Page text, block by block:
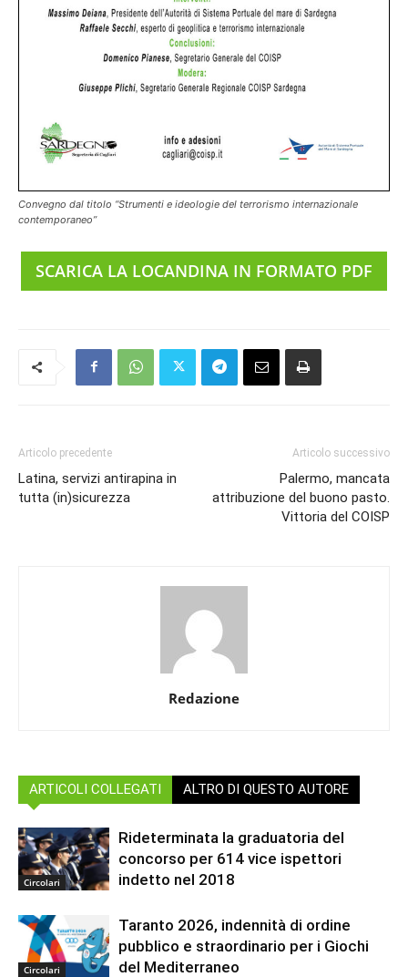
Convegno dal titolo “Strumenti e ideologie del terrorismo internazionale
contemporaneo”
SCARICA LA LOCANDINA IN FORMATO PDF
Articolo precedente
Latina, servizi antirapina in
tutta (in)sicurezza
Articolo successivo
Palermo, mancata
attribuzione del buono pasto.
Vittoria del COISP
Redazione
ARTICOLI COLLEGATI ALTRO DI QUESTO AUTORE
Circolari
Rideterminata la graduatoria del
concorso per 614 vice ispettori
indetto nel 2018
Circolari
Taranto 2026, indennità di ordine
pubblico e straordinario per i Giochi
del Mediterraneo